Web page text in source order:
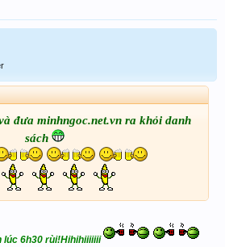
đưa minhngoc.net.vn ra khỏi danh
sách
lúc 6h30 rùi!Hihihiiiiiii